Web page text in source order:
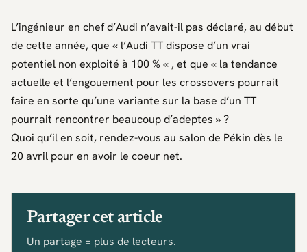
L’ingénieur en chef d’Audi n’avait-il pas déclaré, au début
de cette année, que « l’Audi TT dispose d’un vrai
potentiel non exploité à 100 % « , et que « la tendance
actuelle et l’engouement pour les crossovers pourrait
faire en sorte qu’une variante sur la base d’un TT
pourrait rencontrer beaucoup d’adeptes »?
Quoi qu’il en soit, rendez-vous au salon de Pékin dès le
20 avril pour en avoir le coeur net.
Partager cet article
Un partage = plus de lecteurs.